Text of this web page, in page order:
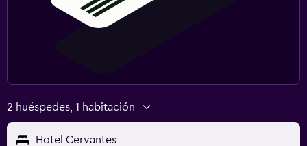
2 huéspedes, 1 habitación
Hotel Cervantes